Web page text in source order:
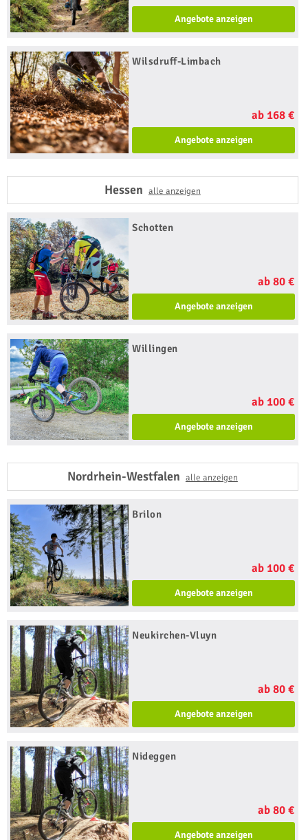
Angebote anzeigen
Wilsdruff-Limbach
ab 168 €
Angebote anzeigen
Hessen alle anzeigen
Schotten
ab 80 €
Angebote anzeigen
Willingen
ab 100 €
Angebote anzeigen
Nordrhein-Westfalen alle anzeigen
Brilon
ab 100 €
Angebote anzeigen
Neukirchen-Vluyn
ab 80 €
Angebote anzeigen
Nideggen
ab 80 €
Angebote anzeigen